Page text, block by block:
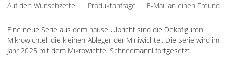
Auf den Wunschzettel Produktanfrage E-Mail an einen Freund
Eine neue Serie aus dem hause Ulbricht sind die Dekofiguren
Mikrowichtel, die kleinen Ableger der Miniwichtel. Die Serie wird im
Jahr 2025 mit dem Mikrowichtel Schneemannl fortgesetzt.